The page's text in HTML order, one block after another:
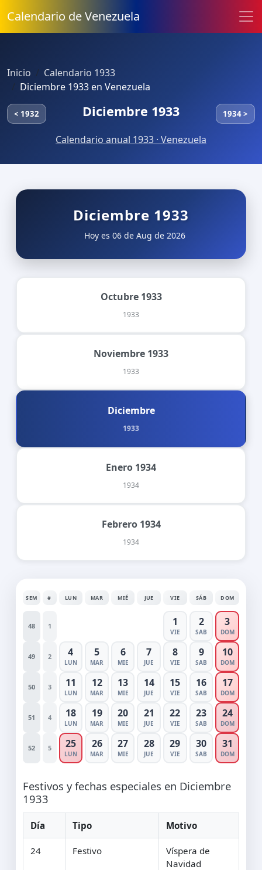
Calendario de Venezuela
Inicio
Calendario 1933
Diciembre 1933 en Venezuela
< 1932 Diciembre 1933 1934 >
Calendario anual 1933 · Venezuela
Diciembre 1933
Hoy es 06 de Aug de 2026
Octubre 1933
1933
Noviembre 1933
1933
Diciembre
1933
Enero 1934
1934
Febrero 1934
1934
SEM # LUN MAR MIÉ JUE VIE SÁB DOM
48 1 1
VIE
2
SAB
3
DOM
49 2 4
LUN
5
MAR
6
MIE
7
JUE
8
VIE
9
SAB
10
DOM
50 3 11
LUN
12
MAR
13
MIE
14
JUE
15
VIE
16
SAB
17
DOM
51 4 18
LUN
19
MAR
20
MIE
21
JUE
22
VIE
23
SAB
24
DOM
52 5 25
LUN
26
MAR
27
MIE
28
JUE
29
VIE
30
SAB
31
DOM
Festivos y fechas especiales en Diciembre
1933
Día Tipo Motivo
24 Festivo
Víspera de
Navidad